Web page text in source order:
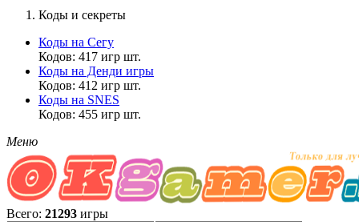
Коды и секреты
Коды на Сегу
Кодов: 417 игр шт.
Коды на Денди игры
Кодов: 412 игр шт.
Коды на SNES
Кодов: 455 игр шт.
Меню
Всего: 21293 игры